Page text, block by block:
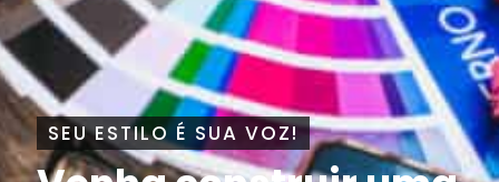
SEU ESTILO É SUA VOZ!